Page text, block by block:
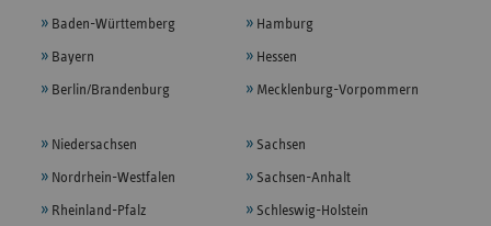
Baden-Württemberg
Bayern
Berlin/Brandenburg
Hamburg
Hessen
Mecklenburg-Vorpommern
Niedersachsen
Nordrhein-Westfalen
Rheinland-Pfalz
Sachsen
Sachsen-Anhalt
Schleswig-Holstein